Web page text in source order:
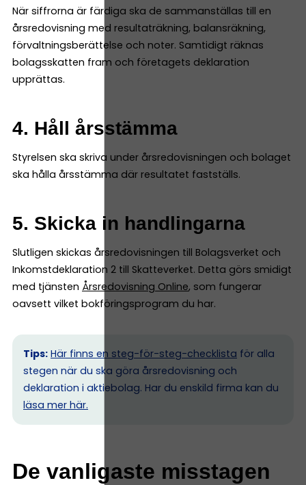
När siffrorna är färdiga ska de sammanställas till en
årsredovisning med resultaträkning, balansräkning,
förvaltningsberättelse och noter. Samtidigt räknas
bolagsskatten fram och företagets deklaration
upprättas.
4. Håll årsstämma
Styrelsen ska skriva under årsredovisningen och bolaget
ska hålla årsstämma där resultatet fastställs.
5. Skicka in handlingarna
Slutligen skickas årsredovisningen till Bolagsverket och
Inkomstdeklaration 2 till Skatteverket. Detta görs smidigt
med tjänsten Årsredovisning Online, som fungerar
oavsett vilket bokföringsprogram du har.
Tips: Här finns en steg-för-steg-checklista för alla
stegen när du ska göra årsredovisning och
deklaration i aktiebolag. Har du enskild firma kan du
läsa mer här.
De vanligaste misstagen